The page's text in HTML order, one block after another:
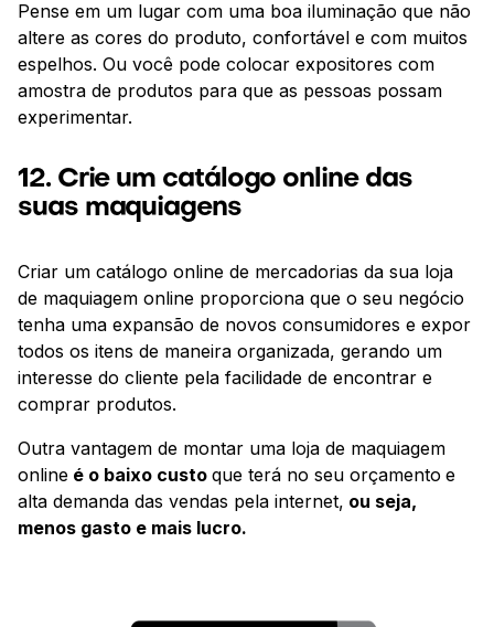
Pense em um lugar com uma boa iluminação que não
altere as cores do produto, confortável e com muitos
espelhos. Ou você pode colocar expositores com
amostra de produtos para que as pessoas possam
experimentar.
12. Crie um catálogo online das
suas maquiagens
Criar um catálogo online de mercadorias da sua loja
de maquiagem online proporciona que o seu negócio
tenha uma expansão de novos consumidores e expor
todos os itens de maneira organizada, gerando um
interesse do cliente pela facilidade de encontrar e
comprar produtos.
Outra vantagem de montar uma loja de maquiagem
online é o baixo custo que terá no seu orçamento e
alta demanda das vendas pela internet, ou seja,
menos gasto e mais lucro.